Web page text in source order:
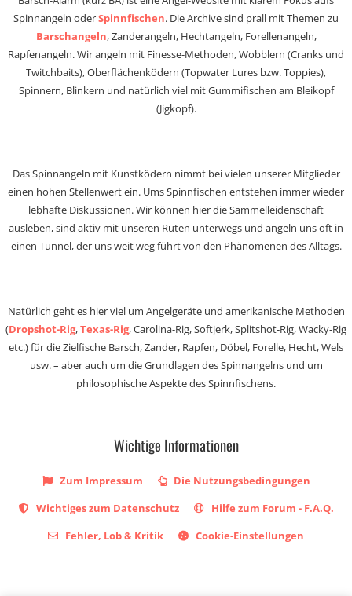
Spinnangeln oderSpinnfischen. Die Archive sind prall mit Themen zu
Barschangeln, Zanderangeln, Hechtangeln, Forellenangeln,
Rapfenangeln. Wir angeln mit Finesse-Methoden, Wobblern (Cranks und
Twitchbaits), Oberflächenködern (Topwater Lures bzw. Toppies),
Spinnern, Blinkern und natürlich viel mit Gummifischen am Bleikopf
(Jigkopf).
Das Spinnangeln mit Kunstködern nimmt bei vielen unserer Mitglieder
einen hohen Stellenwert ein. Ums Spinnfischen entstehen immer wieder
lebhafte Diskussionen. Wir können hier die Sammelleidenschaft
ausleben, sind aktiv mit unseren Ruten unterwegs und angeln uns oft in
einen Tunnel, der uns weit weg führt von den Phänomenen des Alltags.
Natürlich geht es hier viel um Angelgeräte und amerikanische Methoden
(Dropshot-Rig,Texas-Rig, Carolina-Rig, Softjerk, Splitshot-Rig, Wacky-Rig
etc.) für die Zielfische Barsch, Zander, Rapfen, Döbel, Forelle, Hecht, Wels
usw. – aber auch um die Grundlagen des Spinnangelns und um
philosophische Aspekte des Spinnfischens.
Wichtige Informationen
Zum Impressum
Die Nutzungsbedingungen
Wichtiges zum Datenschutz
Hilfe zum Forum - F.A.Q.
Fehler, Lob & Kritik
Cookie-Einstellungen